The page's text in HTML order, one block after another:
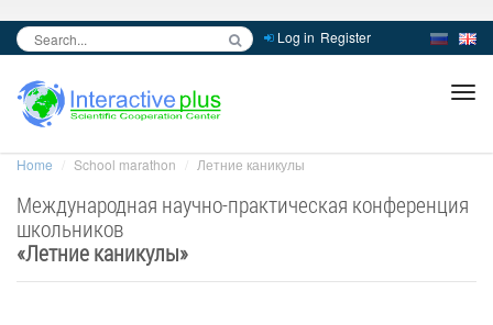
Log in Register
Home School marathon Летние каникулы
Международная научно-практическая конференция
школьников
«Летние каникулы»